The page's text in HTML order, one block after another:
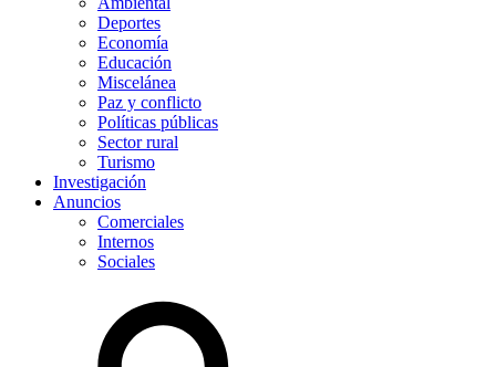
Deportes
Economía
Educación
Miscelánea
Paz y conflicto
Políticas públicas
Sector rural
Turismo
Investigación
Anuncios
Comerciales
Internos
Sociales